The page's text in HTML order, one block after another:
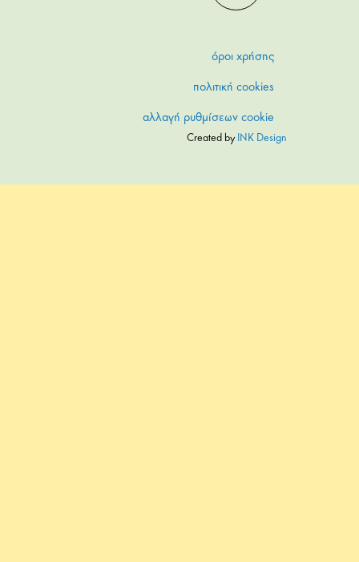
όροι χρήσης
πολιτική cookies
αλλαγή ρυθμίσεων cookie
Created by INK Design